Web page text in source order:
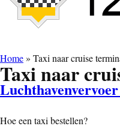
Home» Taxi naar cruise
Taxi naar
Hoe een taxi bestellen?